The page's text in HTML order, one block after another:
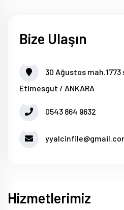
Bize Ulaşın
30 Ağustos
Etimesgut / ANKARA
0543 864 9632
Hizmetlerimiz